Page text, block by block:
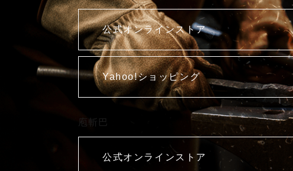
公式オンラインストア
Yahoo!ショッピング
庖斬巴
公式オンラインストア